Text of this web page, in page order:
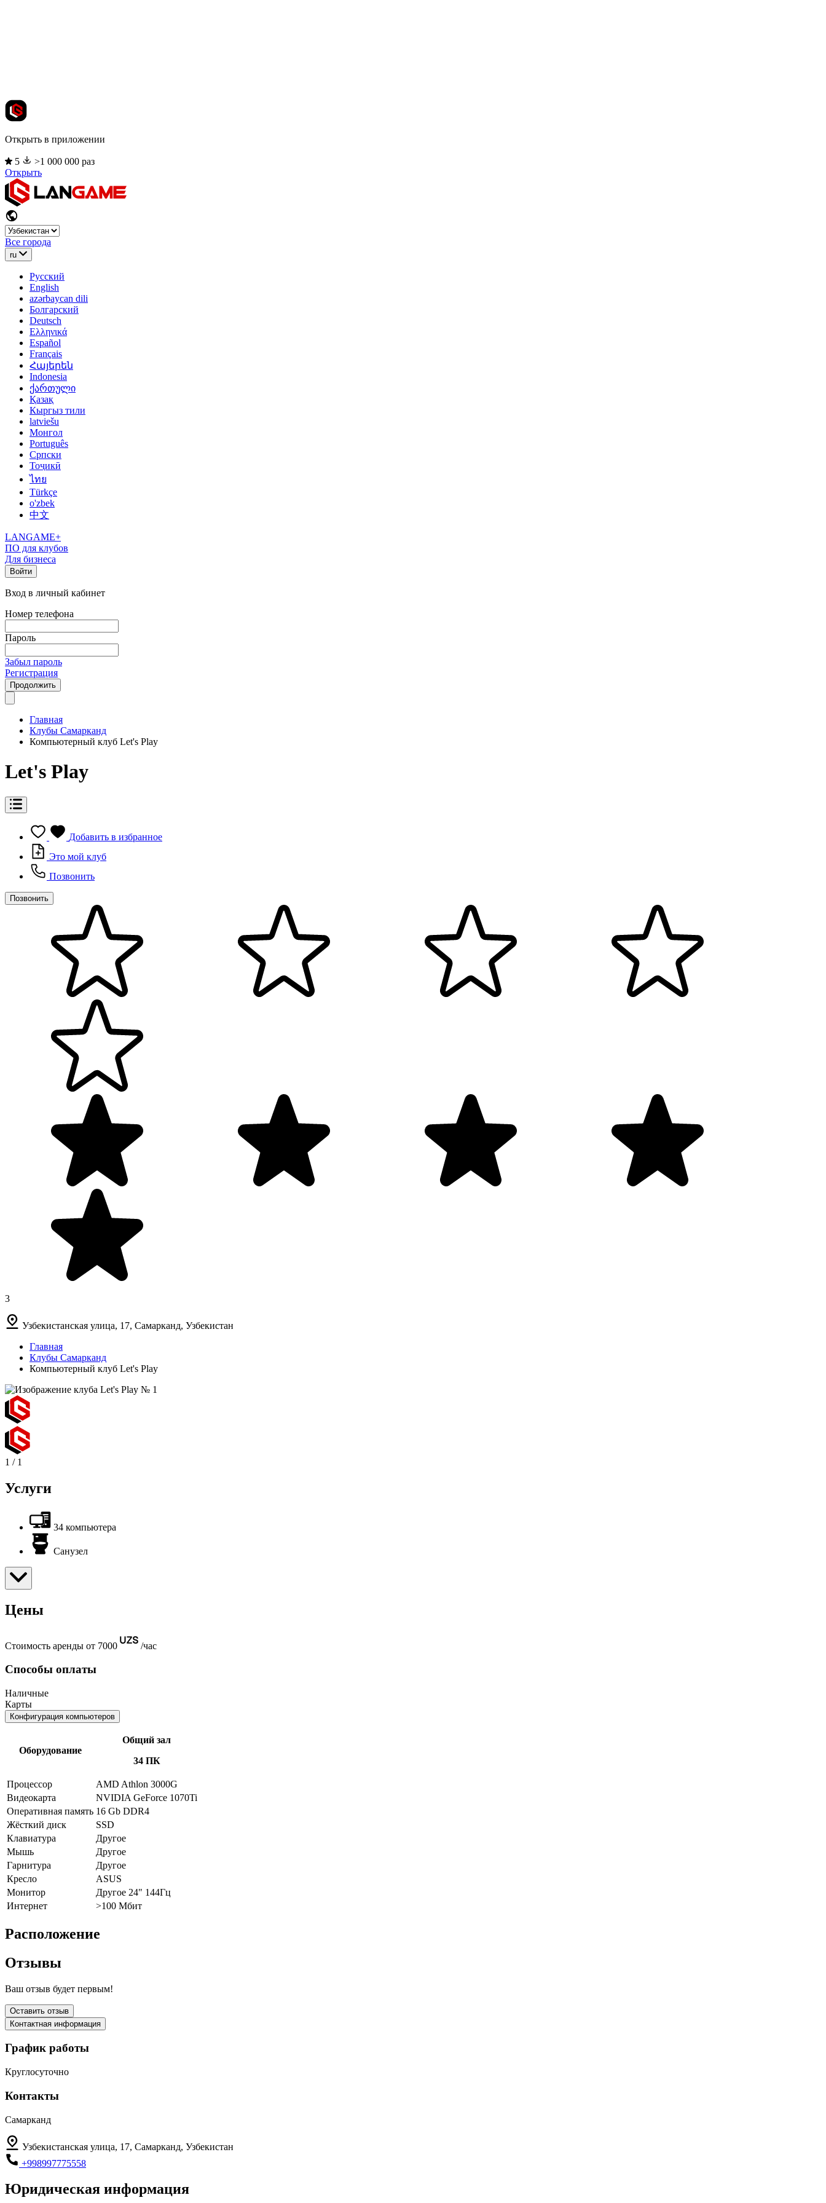
Открыть в приложении
5
>1 000 000 раз
Открыть
Все города
ru
Русский
English
azərbaycan dili
Болгарский
Deutsch
Ελληνικά
Español
Français
Հայերեն
Indonesia
ქართული
Қазақ
Кыргыз тили
latviešu
Монгол
Português
Српски
Тоҷикӣ
ไทย
Türkçe
o'zbek
中文
LANGAME+
ПО для клубов
Для бизнеса
Войти
Вход в личный кабинет
Номер телефона
Пароль
Забыл пароль
Регистрация
Продолжить
Главная
Клубы Самарканд
Компьютерный клуб Let's Play
Let's Play
Добавить в избранное
Это мой клуб
Позвонить
Позвонить
3
Узбекистанская улица, 17, Самарканд, Узбекистан
Главная
Клубы Самарканд
Компьютерный клуб Let's Play
1 / 1
Услуги
34 компьютера
Санузел
Цены
Стоимость аренды от 7000 /час
Способы оплаты
Наличные
Карты
Конфигурация компьютеров
Оборудование
Общий зал
34 ПК
Процессор
AMD Athlon 3000G
Видеокарта
NVIDIA GeForce 1070Ti
Оперативная память 16 Gb DDR4
Жёсткий диск
SSD
Клавиатура
Другое
Мышь
Другое
Гарнитура
Другое
Кресло
ASUS
Монитор
Другое 24" 144Гц
Интернет
>100 Мбит
Расположение
Отзывы
Ваш отзыв будет первым!
Оставить отзыв
Контактная информация
График работы
Круглосуточно
Контакты
Самарканд
Узбекистанская улица, 17, Самарканд, Узбекистан
+998997775558
Юридическая информация